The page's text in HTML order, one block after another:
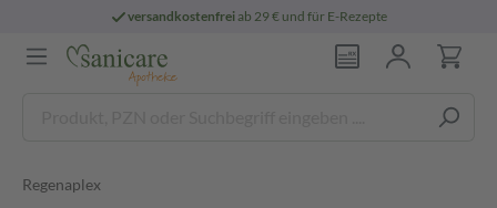
versandkostenfreiab 29 € und für E-Rezepte
Regenaplex